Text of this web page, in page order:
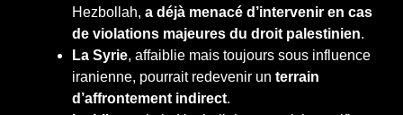
Hezbollah, a déjà menacé d’intervenir en cas
de violations majeures du droit palestinien.
La Syrie, affaiblie mais toujours sous influence
iranienne, pourrait redevenir un terrain
d’affrontement indirect.